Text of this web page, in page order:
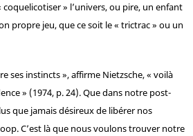
» l’univers, ou pire, un enfant
propre jeu, que ce soit le « trictrac » ou un
ses instincts », affirme Nietzsche, « voilà
» (1974, p. 24). Que dans notre post-
que jamais désireux de libérer nos
C’est là que nous voulons trouver notre